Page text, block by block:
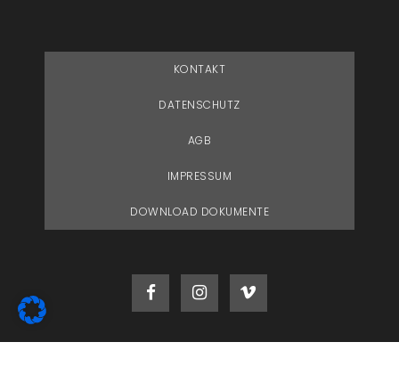
KONTAKT
DATENSCHUTZ
AGB
IMPRESSUM
DOWNLOAD DOKUMENTE